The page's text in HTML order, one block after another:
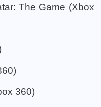
The Game (Xbox
360)